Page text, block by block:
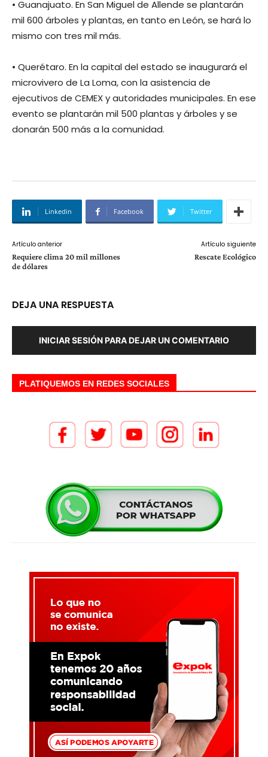
• Guanajuato. En San Miguel de Allende se plantarán
mil 600 árboles y plantas, en tanto en León, se hará lo
mismo con tres mil más.
• Querétaro. En la capital del estado se inaugurará el
microvivero de La Loma, con la asistencia de
ejecutivos de CEMEX y autoridades municipales. En ese
evento se plantarán mil 500 plantas y árboles y se
donarán 500 más a la comunidad.
Linkedin Facebook Twitter
Artículo anterior
Requiere clima 20 mil millones
de dólares
Artículo siguiente
Rescate Ecológico
DEJA UNA RESPUESTA
INICIAR SESIÓN PARA DEJAR UN COMENTARIO
PLATIQUEMOS EN REDES SOCIALES